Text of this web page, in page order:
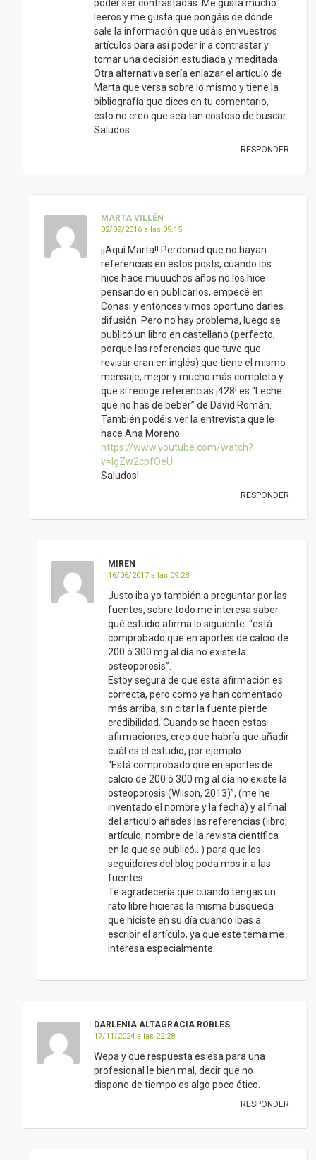
MARTA VILLÉN
02/09/2016 a las 09:15
¡¡Aquí Marta!! Perdonad que no hayan
referencias en estos posts, cuando los
hice hace muuuchos años no los hice
pensando en publicarlos, empecé en
Conasi y entonces vimos oportuno darles
difusión. Pero no hay problema, luego se
publicó un libro en castellano (perfecto,
porque las referencias que tuve que
mensaje, mejor y mucho más completo y
También podéis ver la entrevista que le
hace Ana Moreno:
https://www.youtube.com/watch?
v=IgZw2cpfOeU
Saludos!
RESPONDER
MIREN
16/06/2017 a las 09:28
Justo iba yo también a preguntar por las
fuentes, sobre todo me interesa saber
qué estudio afirma lo siguiente: “está
comprobado que en aportes de calcio de
200 ó 300 mg al día no existe la
osteoporosis”.
Estoy segura de que esta afirmación es
correcta, pero como ya han comentado
credibilidad. Cuando se hacen estas
“Está comprobado que en aportes de
calcio de 200 ó 300 mg al día no existe la
osteoporosis (Wilson, 2013)”, (me he
inventado el nombre y la fecha) y al final
del artículo añades las referencias (libro,
artículo, nombre de la revista científica
en la que se publicó…) para que los
seguidores del blog poda mos ir a las
fuentes.
Te agradecería que cuando tengas un
rato libre hicieras la misma búsqueda
que hiciste en su día cuando ibas a
escribir el artículo, ya que este tema me
interesa especialmente.
DARLENIA ALTAGRACIA ROBLES
17/11/2024 a las 22:28
Wepa y que respuesta es esa para una
profesional le bien mal, decir que no
dispone de tiempo es algo poco ético.
RESPONDER
Marta, la autora del post, contestó en su
momento al hilo empezado por Sopri, por
si puede resultar clarificador.
¡Saludos!
Pingback: ALERTA: Científicos de Harvard suplican que paren el